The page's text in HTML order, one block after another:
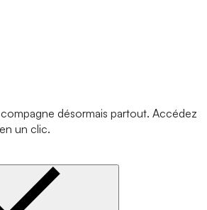
désormais partout. Accédez
un clic.